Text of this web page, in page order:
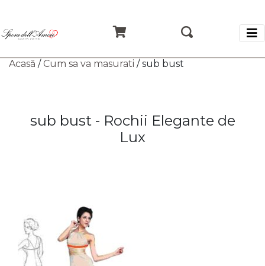
Acasă / Cum sa va masurati / sub bust
sub bust - Rochii Elegante de
Lux